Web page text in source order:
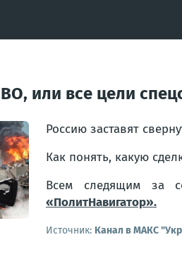
или все цели
Россию заставят
Как понять, какую
Всем следящим за
«ПолитНавигатор».
Источник: Канал в МАКС